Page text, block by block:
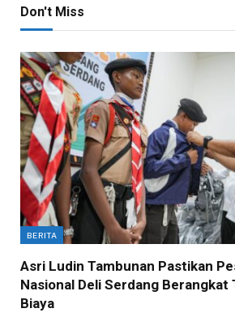
Don't Miss
BERITA
Asri Ludin Tambunan Pastikan
Nasional Deli Serdang Berangkat
Biaya